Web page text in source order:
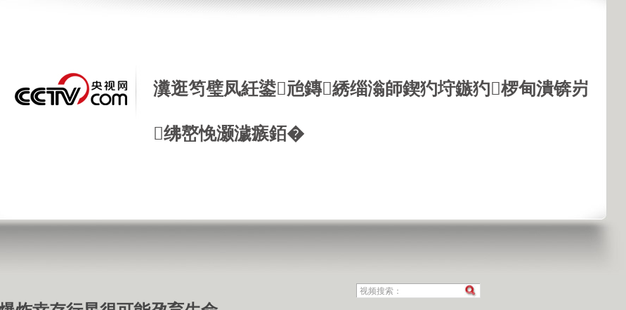
瀵逛笉璧凤紝鍙兘鏄綉缁滃師鍥犳垨鏃犳椤甸潰锛岃
绋嶅悗灏濊瘯銆�